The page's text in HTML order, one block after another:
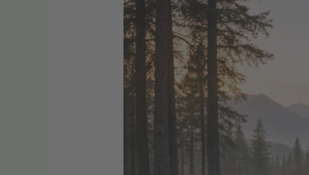
Reisen:
So
gelingt
dein
perfektes
Camping-
Erlebnis